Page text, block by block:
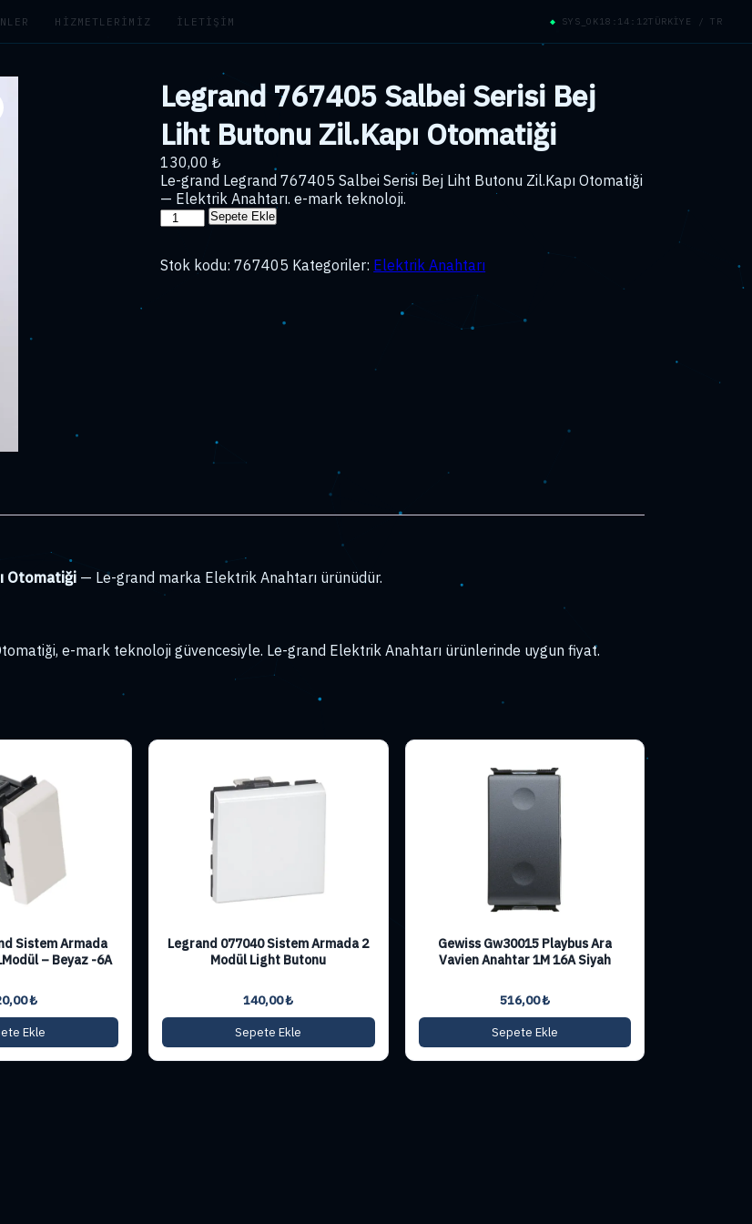
HIZMETLERIMIZ İLETIŞIM ◆ SYS_OK18:14:13TÜRKİYE / TR
Legrand 767405 Salbei Serisi Bej
Liht Butonu Zil.Kapı Otomatiği
130,00₺
Le-grand Legrand 767405 Salbei Serisi Bej Liht Butonu Zil.Kapı Otomatiği
— Elektrik Anahtarı. e-mark teknoloji.
Legrand
Serisi
Sepete Ekle
Stok kodu:767405 Kategoriler: Elektrik Anahtarı
Otomatiği — Le-grand marka Elektrik Anahtarı ürünüdür.
e-mark teknoloji güvencesiyle. Le-grand Elektrik Anahtarı ürünlerinde uygun fiyat.
Sistem Armada
– Beyaz -6A
₺
Ekle
Legrand 077040 Sistem Armada 2
Modül Light Butonu
140,00₺
Sepete Ekle
Gewiss Gw30015 Playbus Ara
Vavien Anahtar 1M 16A Siyah
516,00₺
Sepete Ekle